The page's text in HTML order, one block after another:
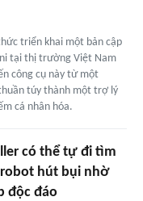
triển khai một bản cập
tại thị trường Việt Nam
công cụ này từ một
túy thành một trợ lý
cá nhân hóa.
có thể tự đi tìm
hút bụi nhờ
độc đáo